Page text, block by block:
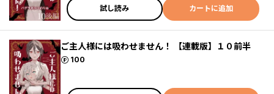
試し読み カートに追加
ご主人様には吸わせません！ 【連載版】１０前半
100
ポイント